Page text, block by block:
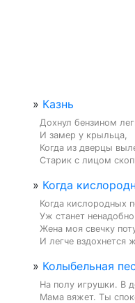
» Казнь
Дохнул бензином
И замер у крыльца,
Когда из дверцы
Старик с лицом
» Когда
Когда кислородных
Уж станет
Жена моя свечку
И легче вздохнется
» Колыбельная
На полу игрушки. В
Мама вяжет. Ты